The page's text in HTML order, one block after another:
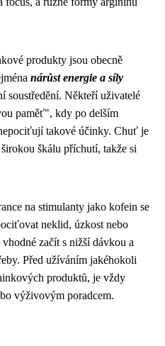
produkty jsou obecně
nárůst energie a síly
soustředění. Někteří uživatelé
paměť", kdy po delším
takové účinky. Chuť je
škálu příchutí, takže si
na stimulanty jako kofein se
neklid, úzkost nebo
začít s nižší dávkou a
Před užíváním jakéhokoli
produktů, je vždy
výživovým poradcem.